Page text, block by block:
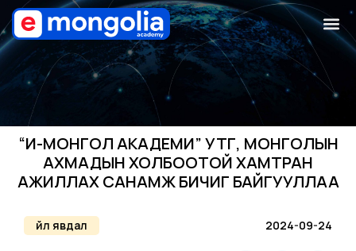
“И-МОНГОЛ АКАДЕМИ” УТҮГ, МОНГОЛЫН
АХМАДЫН ХОЛБООТОЙ ХАМТРАН
АЖИЛЛАХ САНАМЖ БИЧИГ БАЙГУУЛЛАА
Үйл явдал 2024-09-24